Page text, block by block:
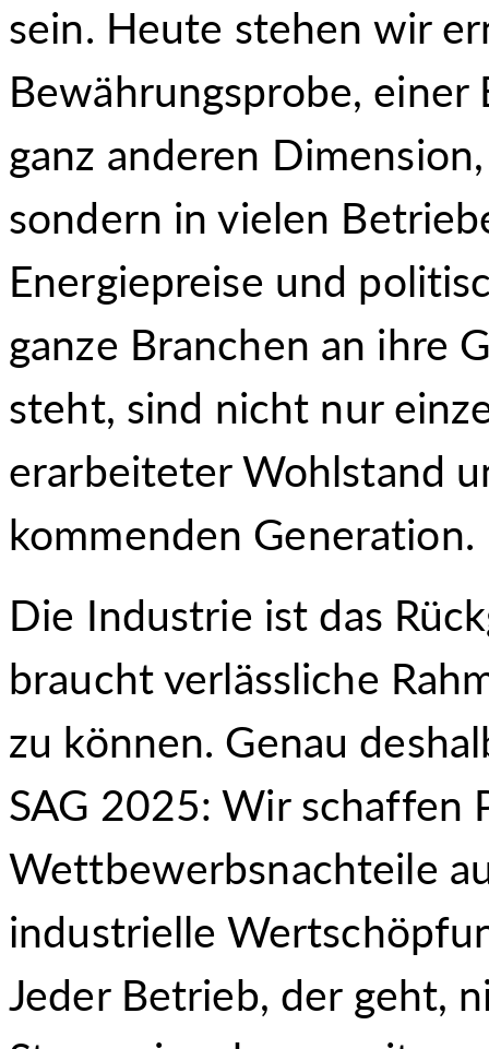
sein. Heute stehen wir
Bewährungsprobe,
ganz anderen
sondern in vielen
Energiepreise und
ganze Branchen an ihre
steht, sind nicht nur
erarbeiteter Wohlstand
kommenden Generation.
Die Industrie ist das
braucht verlässliche
zu können. Genau
SAG 2025: Wir schaffen
Wettbewerbsnachteile
industrielle
Jeder Betrieb, der geht,